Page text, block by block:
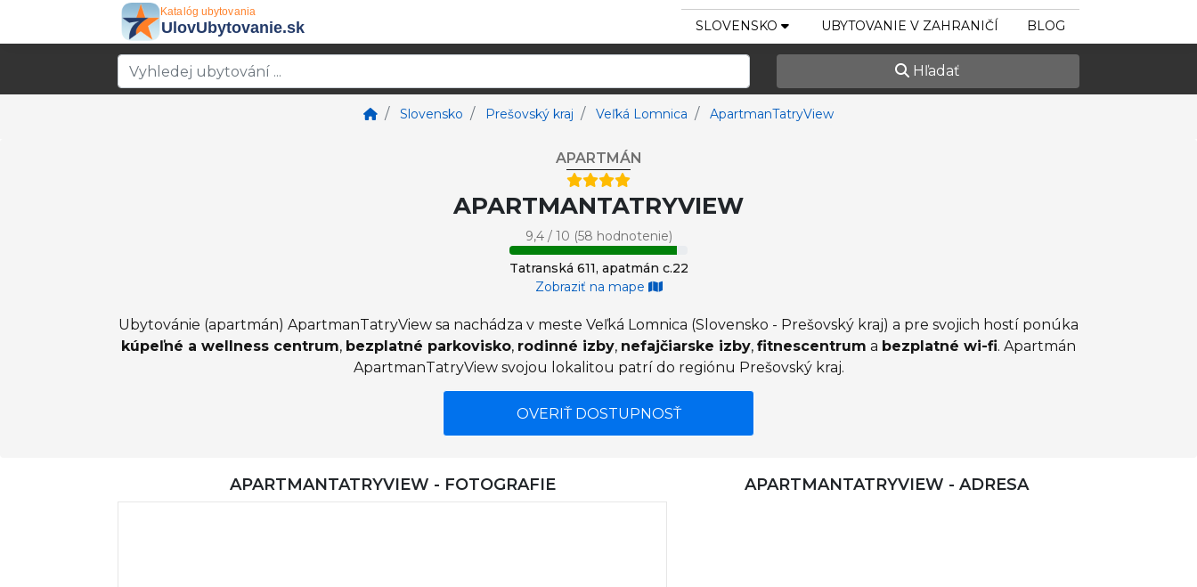
SLOVENSKO UBYTOVANIE V ZAHRANIČÍ BLOG
Hľadať
Slovensko Prešovský kraj Veľká Lomnica ApartmanTatryView
APARTMÁN
APARTMANTATRYVIEW
9,4 / 10 (58 hodnotenie)
Tatranská 611, apatmán c.22
Zobraziť na mape
Ubytovánie (apartmán) ApartmanTatryView sa nachádza v meste Veľká Lomnica (Slovensko - Prešovský kraj) a pre svojich hostí ponúka
kúpeľné a wellness centrum, bezplatné parkovisko, rodinné izby, nefajčiarske izby, fitnescentrum a bezplatné wi-fi. Apartmán
ApartmanTatryView svojou lokalitou patrí do regiónu Prešovský kraj.
OVERIŤ DOSTUPNOSŤ
APARTMANTATRYVIEW - FOTOGRAFIE APARTMANTATRYVIEW - ADRESA